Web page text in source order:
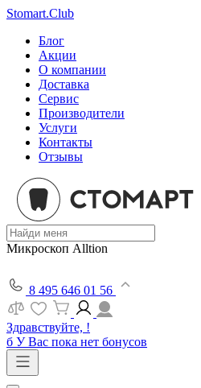
Stomart.Club
Блог
Акции
О компании
Доставка
Сервис
Производители
Услуги
Контакты
Отзывы
Микроскоп Alltion
8 495 646 01 56
Здравствуйте, !
б У Вас пока нет бонусов